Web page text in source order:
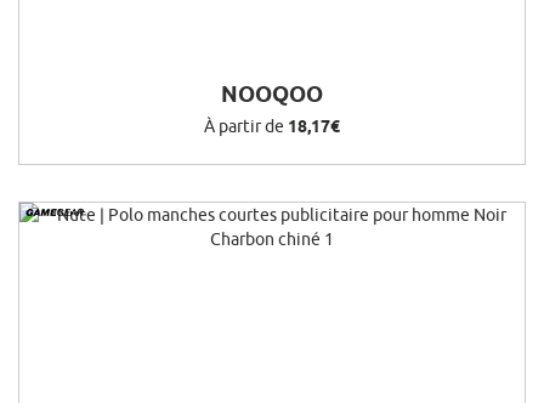
NOOQOO
À partir de 18,17€